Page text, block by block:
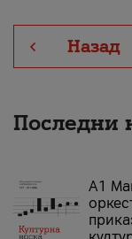
Назад
Последни
А1